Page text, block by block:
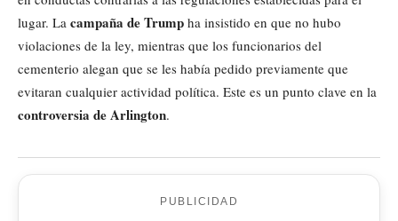
lugar. La campaña de Trump ha insistido en que no hubo
violaciones de la ley, mientras que los funcionarios del
cementerio alegan que se les había pedido previamente que
evitaran cualquier actividad política. Este es un punto clave en la
controversia de Arlington.
PUBLICIDAD